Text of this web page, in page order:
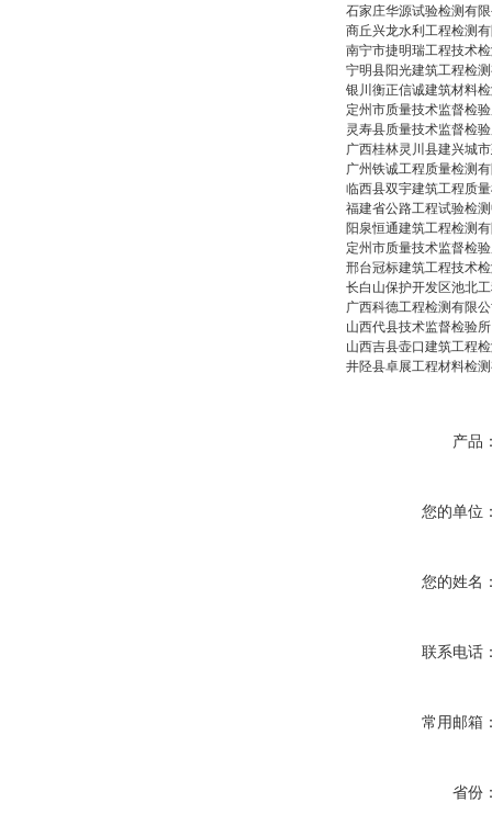
石家庄华源试验检测有
商丘兴龙水利工程检测
南宁市捷明瑞工程技术
宁明县阳光建筑工程检
银川衡正信诚建筑材料
定州市质量技术监督检
灵寿县质量技术监督检
广西桂林灵川县建兴城
广州铁诚工程质量检测
临西县双宇建筑工程质
福建省公路工程试验检
阳泉恒通建筑工程检测
定州市质量技术监督检
邢台冠标建筑工程技术
长白山保护开发区池北
广西科德工程检测有限
山西代县技术监督检验所
山西吉县壶口建筑工程
井陉县卓展工程材料检
产品
您的单位
您的姓名
联系电话
常用邮箱
省份